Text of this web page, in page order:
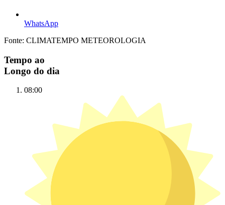
WhatsApp
Fonte: CLIMATEMPO METEOROLOGIA
Tempo ao
Longo do dia
08:00